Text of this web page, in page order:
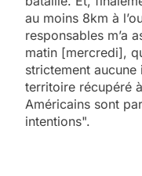
au moins 8km à
responsables m’a
matin [mercredi],
strictement
territoire récupéré
Américains sont
intentions".